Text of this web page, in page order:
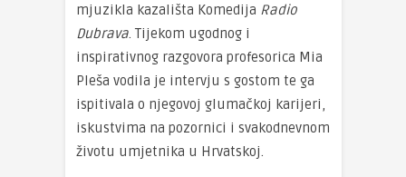
mjuzikla kazališta Komedija Radio
Dubrava . Tijekom ugodnog i
inspirativnog razgovora profesorica Mia
Pleša vodila je intervju s gostom te ga
ispitivala o njegovoj glumačkoj karijeri,
iskustvima na pozornici i svakodnevnom
životu umjetnika u Hrvatskoj.